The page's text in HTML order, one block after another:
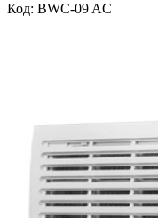
Код: BWC-09 AC